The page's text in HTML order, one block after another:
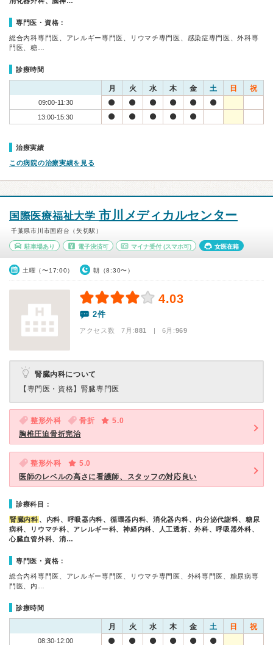
専門医・資格：
総合内科専門医、アレルギー専門医、リウマチ専門医、感染症専門医、外科専
門医、糖…
診療時間
月 火 水 木 金 土 日 祝
09:00-11:30
13:00-15:30
治療実績
この病院の治療実績を見る
国際医療福祉大学市川メディカルセンター
千葉県市川市国府台（矢切駅）
駐車場あり 電子決済可 マイナ受付 (スマホ可) 女医在籍
土曜（〜17:00） 朝（8:30〜）
4.03
2件
アクセス数 7月:881 | 6月:969
腎臓内科について
【専門医・資格】 腎臓専門医
整形外科 骨折
5.0
胸椎圧迫骨折完治
整形外科
5.0
医師のレベルの高さに看護師、スタッフの対応良い
診療科目：
腎臓内科 、内科、呼吸器内科、循環器内科、消化器内科、内分泌代謝科、糖尿
病科、リウマチ科、アレルギー科、神経内科、人工透析、外科、呼吸器外科、
心臓血管外科、消…
専門医・資格：
総合内科専門医、アレルギー専門医、リウマチ専門医、外科専門医、糖尿病専
門医、内…
診療時間
月 火 水 木 金 土 日 祝
08:30-12:00